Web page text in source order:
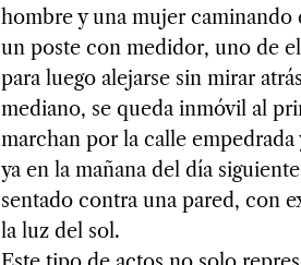
hombre y una mujer caminando
un poste con medidor, uno de
para luego alejarse sin mirar
mediano, se queda inmóvil al
marchan por la calle
ya en la mañana del día
sentado contra una pared, con
la luz del sol.